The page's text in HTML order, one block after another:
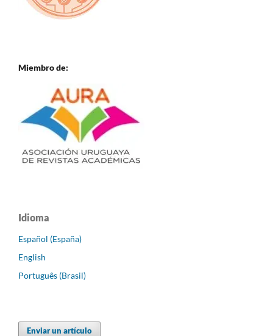
Miembro de:
Idioma
Español (España)
English
Português (Brasil)
Enviar un artículo